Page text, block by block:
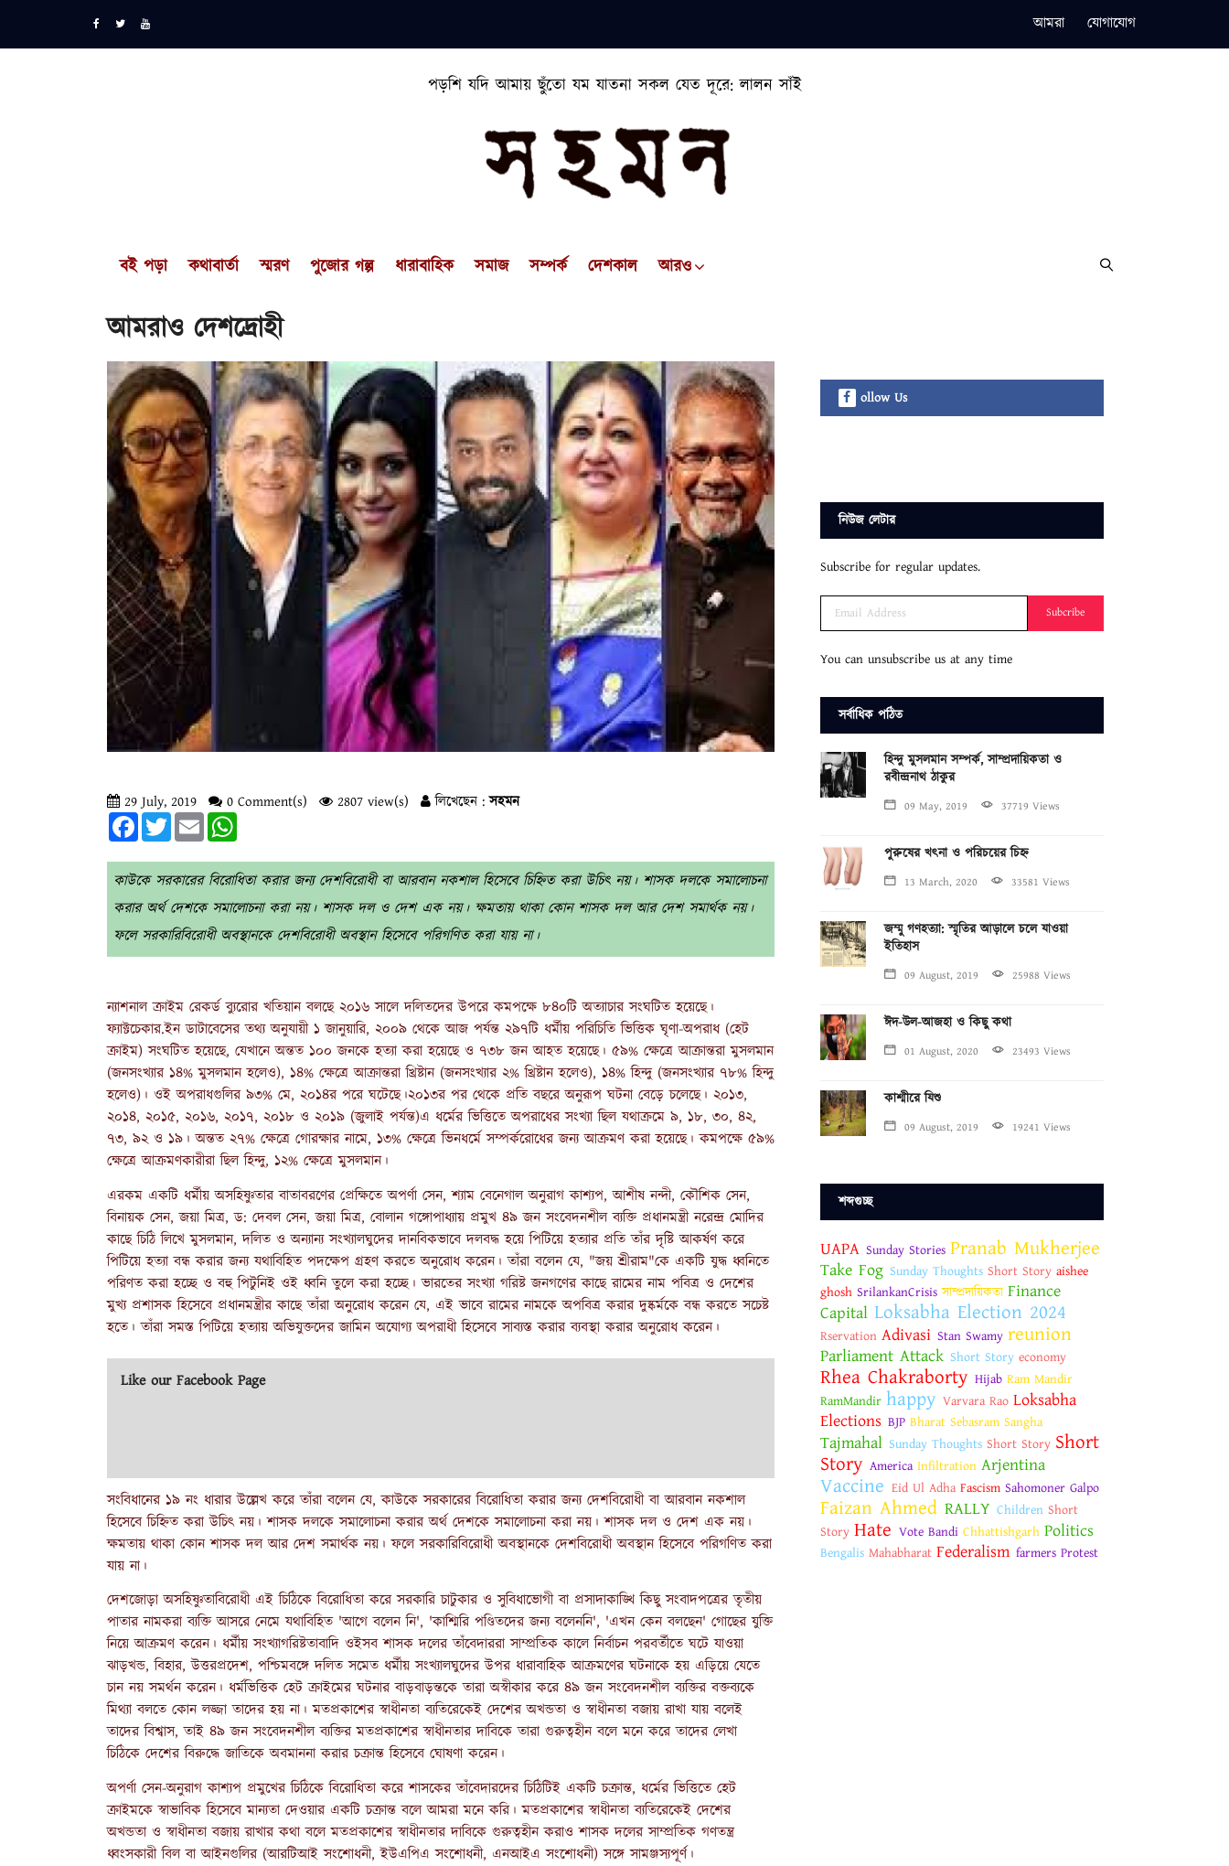
আমরা যোগাযোগ
পড়শি যদি আমায় ছুঁতো যম যাতনা সকল যেত দূরে: লালন সাঁই
বই পড়া কথাবার্তা স্মরণ পুজোর গল্প ধারাবাহিক সমাজ সম্পর্ক দেশকাল আরও
আমরাও দেশদ্রোহী
29 July, 2019 0 Comment(s) 2807 view(s) লিখেছেন :সহমন
FacebookTwitterEmail
কাউকে সরকারের বিরোধিতা করার জন্য দেশবিরোধী বা আরবান নকশাল হিসেবে চিহ্নিত করা উচিৎ নয়। শাসক দলকে সমালোচনা
করার অর্থ দেশকে সমালোচনা করা নয়। শাসক দল ও দেশ এক নয়। ক্ষমতায় থাকা কোন শাসক দল আর দেশ সমার্থক নয়।
ফলে সরকারিবিরোধী অবস্থানকে দেশবিরোধী অবস্থান হিসেবে পরিগণিত করা যায় না।
ন্যাশনাল ক্রাইম রেকর্ড ব্যুরোর খতিয়ান বলছে ২০১৬ সালে দলিতদের উপরে কমপক্ষে ৮৪০টি অত্যাচার সংঘটিত হয়েছে।
ফ্যাক্টচেকার.ইন ডাটাবেসের তথ্য অনুযায়ী ১ জানুয়ারি, ২০০৯ থেকে আজ পর্যন্ত ২৯৭টি ধর্মীয় পরিচিতি ভিত্তিক ঘৃণা-অপরাধ (হেট
ক্রাইম)সংঘটিত হয়েছে, যেখানে অন্তত ১০০ জনকে হত্যা করা হয়েছে ও ৭৩৮ জন আহত হয়েছে। ৫৯% ক্ষেত্রে আক্রান্তরা মুসলমান
(জনসংখ্যার ১৪% মুসলমান হলেও), ১৪% ক্ষেত্রে আক্রান্তরা খ্রিষ্টান (জনসংখ্যার ২% খ্রিষ্টান হলেও), ১৪% হিন্দু (জনসংখ্যার ৭৮% হিন্দু
হলেও)। ওই অপরাধগুলির ৯৩% মে, ২০১৪র পরে ঘটেছে।২০১৩র পর থেকে প্রতি বছরে অনুরূপ ঘটনা বেড়ে চলেছে। ২০১৩,
২০১৪, ২০১৫, ২০১৬, ২০১৭, ২০১৮ ও ২০১৯ (জুলাই পর্যন্ত)এ ধর্মের ভিত্তিতে অপরাধের সংখ্যা ছিল যথাক্রমে ৯, ১৮, ৩০, ৪২,
৭৩, ৯২ ও ১৯। অন্তত ২৭% ক্ষেত্রে গোরক্ষার নামে, ১৩% ক্ষেত্রে ভিনধর্মে সম্পর্করোধের জন্য আক্রমণ করা হয়েছে। কমপক্ষে ৫৯%
ক্ষেত্রে আক্রমণকারীরা ছিল হিন্দু, ১২% ক্ষেত্রে মুসলমান।
এরকম একটি ধর্মীয় অসহিষ্ণুতার বাতাবরণের প্রেক্ষিতে অপর্ণা সেন, শ্যাম বেনেগাল অনুরাগ কাশ্যপ, আশীষ নন্দী, কৌশিক সেন,
বিনায়ক সেন, জয়া মিত্র, ড: দেবল সেন, জয়া মিত্র, বোলান গঙ্গোপাধ্যায় প্রমুখ ৪৯ জন সংবেদনশীল ব্যক্তি প্রধানমন্ত্রী নরেন্দ্র মোদির
কাছে চিঠি লিখে মুসলমান, দলিত ও অন্যান্য সংখ্যালঘুদের দানবিকভাবে দলবদ্ধ হয়ে পিটিয়ে হত্যার প্রতি তাঁর দৃষ্টি আকর্ষণ করে
পিটিয়ে হত্যা বন্ধ করার জন্য যথাবিহিত পদক্ষেপ গ্রহণ করতে অনুরোধ করেন। তাঁরা বলেন যে, "জয় শ্রীরাম"কে একটি যুদ্ধ ধ্বনিতে
পরিণত করা হচ্ছে ও বহু পিটুনিই ওই ধ্বনি তুলে করা হচ্ছে। ভারতের সংখ্যা গরিষ্ট জনগণের কাছে রামের নাম পবিত্র ও দেশের
মুখ্য প্রশাসক হিসেবে প্রধানমন্ত্রীর কাছে তাঁরা অনুরোধ করেন যে, এই ভাবে রামের নামকে অপবিত্র করার দুষ্কর্মকে বন্ধ করতে সচেষ্ট
হতে।তাঁরা সমস্ত পিটিয়ে হত্যায় অভিযুক্তদের জামিন অযোগ্য অপরাধী হিসেবে সাব্যস্ত করার ব্যবস্থা করার অনুরোধ করেন।
Like our Facebook Page
সংবিধানের ১৯ নং ধারার উল্লেখ করে তাঁরা বলেন যে, কাউকে সরকারের বিরোধিতা করার জন্য দেশবিরোধী বা আরবান নকশাল
হিসেবে চিহ্নিত করা উচিৎ নয়। শাসক দলকে সমালোচনা করার অর্থ দেশকে সমালোচনা করা নয়। শাসক দল ও দেশ এক নয়।
ক্ষমতায় থাকা কোন শাসক দল আর দেশ সমার্থক নয়। ফলে সরকারিবিরোধী অবস্থানকে দেশবিরোধী অবস্থান হিসেবে পরিগণিত করা
যায় না।
দেশজোড়া অসহিষ্ণুতাবিরোধী এই চিঠিকে বিরোধিতা করে সরকারি চাটুকার ও সুবিধাভোগী বা প্রসাদাকাঙ্খি কিছু সংবাদপত্রের তৃতীয়
পাতার নামকরা ব্যক্তি আসরে নেমে যথাবিহিত 'আগে বলেন নি', 'কাশ্মিরি পণ্ডিতদের জন্য বলেননি', 'এখন কেন বলছেন' গোছের যুক্তি
নিয়ে আক্রমণ করেন। ধর্মীয় সংখ্যাগরিষ্টতাবাদি ওইসব শাসক দলের তাঁবেদাররা সাম্প্রতিক কালে নির্বাচন পরবর্তীতে ঘটে যাওয়া
ঝাড়খন্ড, বিহার, উত্তরপ্রদেশ, পশ্চিমবঙ্গে দলিত সমেত ধর্মীয় সংখ্যালঘুদের উপর ধারাবাহিক আক্রমণের ঘটনাকে হয় এড়িয়ে যেতে
চান নয় সমর্থন করেন। ধর্মভিত্তিক হেট ক্রাইমের ঘটনার বাড়বাড়ন্তকে তারা অস্বীকার করে ৪৯ জন সংবেদনশীল ব্যক্তির বক্তব্যকে
মিথ্যা বলতে কোন লজ্জা তাদের হয় না।মতপ্রকাশের স্বাধীনতা ব্যতিরেকেই দেশের অখন্ডতা ও স্বাধীনতা বজায় রাখা যায় বলেই
তাদের বিশ্বাস, তাই ৪৯ জন সংবেদনশীল ব্যক্তির মতপ্রকাশের স্বাধীনতার দাবিকে তারা গুরুত্বহীন বলে মনে করে তাদের লেখা
চিঠিকে দেশের বিরুদ্ধে জাতিকে অবমাননা করার চক্রান্ত হিসেবে ঘোষণা করেন।
অপর্ণা সেন-অনুরাগ কাশ্যপ প্রমুখের চিঠিকে বিরোধিতা করে শাসকের তাঁবেদারদের চিঠিটিই একটি চক্রান্ত, ধর্মের ভিত্তিতে হেট
ক্রাইমকে স্বাভাবিক হিসেবে মান্যতা দেওয়ার একটি চক্রান্ত বলে আমরা মনে করি। মতপ্রকাশের স্বাধীনতা ব্যতিরেকেই দেশের
অখন্ডতা ও স্বাধীনতা বজায় রাখার কথা বলে মতপ্রকাশের স্বাধীনতার দাবিকে গুরুত্বহীন করাও শাসক দলের সাম্প্রতিক গণতন্ত্র
ধ্বংসকারী বিল বা আইনগুলির (আরটিআই সংশোধনী, ইউএপিএ সংশোধনী, এনআইএ সংশোধনী) সঙ্গে সামঞ্জস্যপূর্ণ।
ollow Us
নিউজ লেটার
Subscribe for regular updates.
Subcribe
You can unsubscribe us at any time
সর্বাধিক পঠিত
হিন্দু মুসলমান সম্পর্ক, সাম্প্রদায়িকতা ও
রবীন্দ্রনাথ ঠাকুর
09 May, 2019 37719 Views
পুরুষের খৎনা ও পরিচয়ের চিহ্ন
13 March, 2020 33581 Views
জম্মু গণহত্যা: স্মৃতির আড়ালে চলে যাওয়া
ইতিহাস
09 August, 2019 25988 Views
ঈদ-উল-আজহা ও কিছু কথা
01 August, 2020 23493 Views
কাশ্মীরে যিশু
09 August, 2019 19241 Views
শব্দগুচ্ছ
UAPA Sunday Stories Pranab Mukherjee
Take Fog Sunday Thoughts Short Story aishee
ghosh SrilankanCrisis সাম্প্রদায়িকতা Finance
Capital Loksabha Election 2024
Rservation Adivasi Stan Swamy reunion
Parliament Attack Short Story economy
Rhea Chakraborty Hijab Ram Mandir
RamMandir happy Varvara Rao Loksabha
Elections BJP Bharat Sebasram Sangha
Tajmahal Sunday Thoughts Short Story Short
Story America Infiltration Arjentina
Vaccine Eid Ul Adha Fascism Sahomoner Galpo
Faizan Ahmed RALLY Children Short
Story Hate Vote Bandi Chhattishgarh Politics
Bengalis Mahabharat Federalism farmers Protest